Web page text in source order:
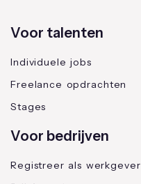
Voor talenten
Individuele jobs
Freelance opdrachten
Stages
Voor bedrijven
Registreer als werkgever